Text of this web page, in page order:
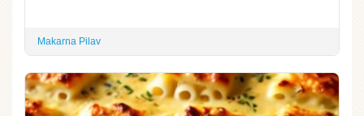
Makarna Pilav